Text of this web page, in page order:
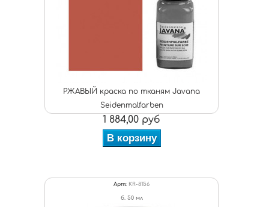
РЖАВЫЙ краска по тканям Javana
Seidenmalfarben
1 884,00 руб
В корзину
Арт: KR-8156
б. 50 мл